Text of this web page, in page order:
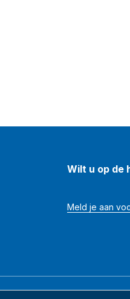
Wilt u op de
Meld je aan